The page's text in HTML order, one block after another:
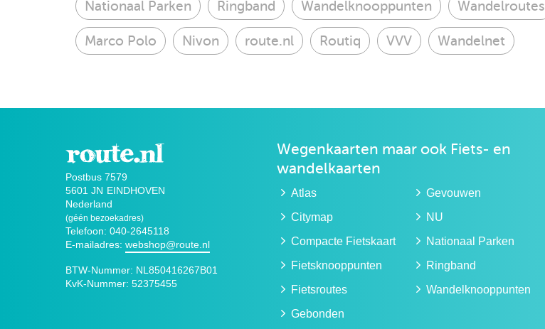
Nationaal Parken Ringband Wandelknooppunten Wandelroutes
Marco Polo Nivon route.nl Routiq VVV Wandelnet
Postbus 7579
5601 JN EINDHOVEN
Nederland
(géén bezoekadres)
Telefoon: 040-2645118
E-mailadres: webshop@route.nl
BTW-Nummer: NL850416267B01
KvK-Nummer: 52375455
Wegenkaarten maar ook Fiets- en
wandelkaarten
Atlas
Citymap
Compacte Fietskaart
Fietsknooppunten
Fietsroutes
Gebonden
Gevouwen
NU
Nationaal Parken
Ringband
Wandelknooppunten